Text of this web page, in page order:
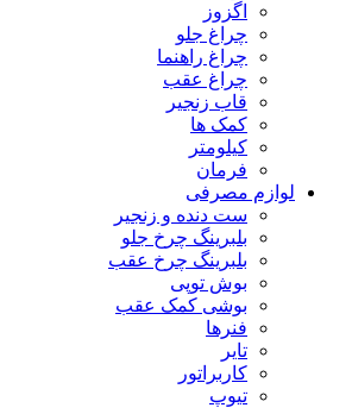
اگزوز
چراغ جلو
چراغ راهنما
چراغ عقب
قاب زنجیر
کمک ها
کیلومتر
فرمان
لوازم مصرفی
ست دنده و زنجیر
بلبرینگ چرخ جلو
بلبرینگ چرخ عقب
بوش توپی
بوشی کمک عقب
فنرها
تایر
کاربراتور
تیوپ